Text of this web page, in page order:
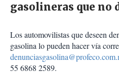
gasolineras que no
Los automovilistas que deseen
gasolina lo pueden hacer vía
55 6868 2589.